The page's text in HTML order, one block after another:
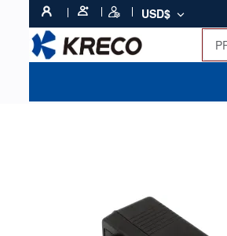
USD$